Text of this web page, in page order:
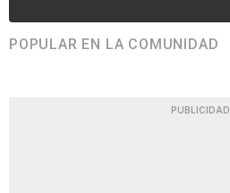
POPULAR EN LA COMUNIDAD
PUBLICIDAD